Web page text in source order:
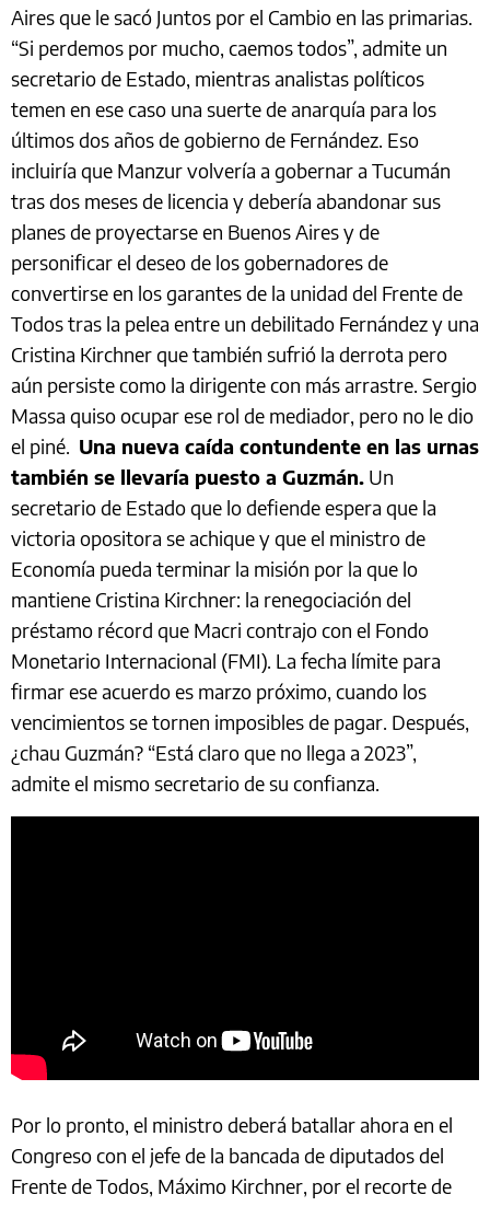
Aires que le sacó Juntos por el Cambio en las primarias.
“Si perdemos por mucho, caemos todos”, admite un
secretario de Estado, mientras analistas políticos
temen en ese caso una suerte de anarquía para los
últimos dos años de gobierno de Fernández. Eso
incluiría que Manzur volvería a gobernar a Tucumán
tras dos meses de licencia y debería abandonar sus
planes de proyectarse en Buenos Aires y de
personificar el deseo de los gobernadores de
convertirse en los garantes de la unidad del Frente de
Todos tras la pelea entre un debilitado Fernández y una
Cristina Kirchner que también sufrió la derrota pero
aún persiste como la dirigente con más arrastre. Sergio
Massa quiso ocupar ese rol de mediador, pero no le dio
el piné. Una nueva caída contundente en las urnas
también se llevaría puesto a Guzmán. Un
secretario de Estado que lo defiende espera que la
victoria opositora se achique y que el ministro de
Economía pueda terminar la misión por la que lo
mantiene Cristina Kirchner: la renegociación del
préstamo récord que Macri contrajo con el Fondo
Monetario Internacional (FMI). La fecha límite para
firmar ese acuerdo es marzo próximo, cuando los
vencimientos se tornen imposibles de pagar. Después,
¿chau Guzmán? “Está claro que no llega a 2023”,
admite el mismo secretario de su confianza.
Por lo pronto, el ministro deberá batallar ahora en el
Congreso con el jefe de la bancada de diputados del
Frente de Todos, Máximo Kirchner, por el recorte de